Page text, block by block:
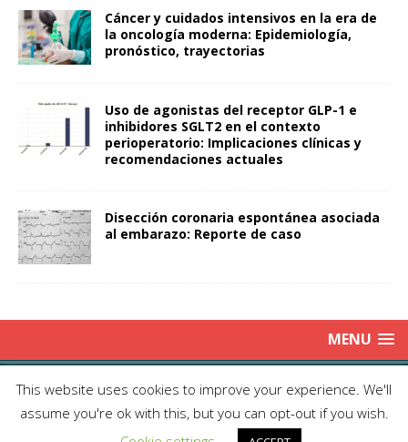
Cáncer y cuidados intensivos en la era de
la oncología moderna: Epidemiología,
pronóstico, trayectorias
Uso de agonistas del receptor GLP-1 e
inhibidores SGLT2 en el contexto
perioperatorio: Implicaciones clínicas y
recomendaciones actuales
Disección coronaria espontánea asociada
al embarazo: Reporte de caso
MENU
Copyright © 2025 | Publicación Oficial de la Sociedad de Médicos
Anestesiólogos de Chile| Enviar Email
| Producción: Editorial Iku
Ltda.| This work is licensed under Creative Commons Attribution 4.0
This website uses cookies to improve your experience. We'll
assume you're ok with this, but you can opt-out if you wish.